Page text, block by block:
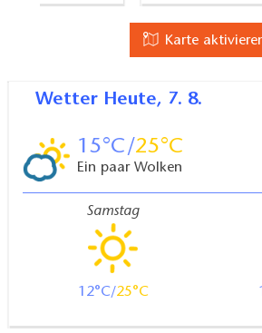
Karte
Wetter Heute, 7. 8.
15 25
Ein paar Wolken
Samstag
12 25